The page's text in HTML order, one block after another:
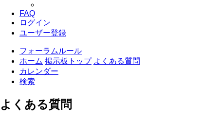
FAQ
ログイン
ユーザー登録
フォーラムルール
ホーム 掲示板トップ よくある質問
カレンダー
検索
よくある質問